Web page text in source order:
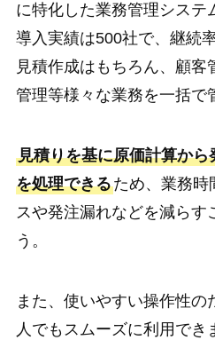
に特化した業務管理システ
導入実績は500社で、継続
見積作成はもちろん、顧客
管理等様々な業務を一括で
見積りを基に原価計算か
を処理できるため、業務時
スや発注漏れなどを減らす
う。
また、使いやすい操作性の
人でもスムーズに利用でき